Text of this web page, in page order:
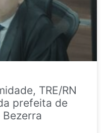
TRE/RN
prefeita de